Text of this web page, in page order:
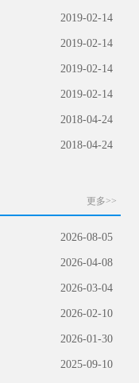
2019-02-14
2019-02-14
2019-02-14
2019-02-14
2018-04-24
2018-04-24
更多>>
2026-08-05
2026-04-08
2026-03-04
2026-02-10
2026-01-30
2025-09-10